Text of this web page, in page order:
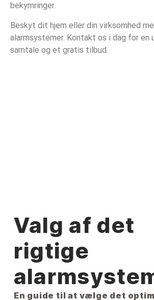
bekymringer.
Beskyt dit hjem eller din virksomhed
alarmsystemer. Kontakt os i dag for en
samtale og et gratis tilbud.
Valg af det
rigtige
En guide til at vælge det